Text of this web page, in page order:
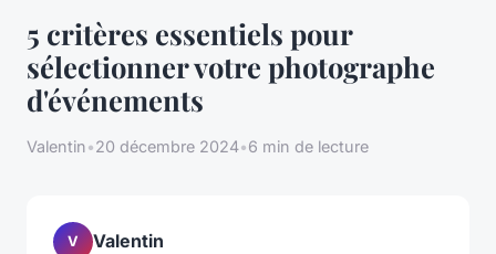
5 critères essentiels pour
sélectionner votre photographe
d'événements
Valentin•20 décembre 2024•6 min de lecture
V Valentin